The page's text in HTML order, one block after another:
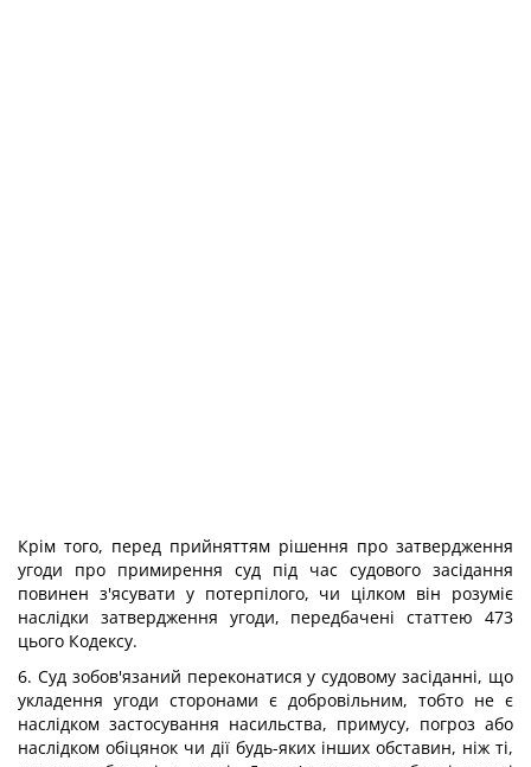
Крім того, перед прийняттям рішення про затвердження
угоди про примирення суд під час судового засідання
повинен з'ясувати у потерпілого, чи цілком він розуміє
наслідки затвердження угоди, передбачені статтею 473
цього Кодексу.
6. Суд зобов'язаний переконатися у судовому засіданні, що
укладення угоди сторонами є добровільним, тобто не є
наслідком застосування насильства, примусу, погроз або
наслідком обіцянок чи дії будь-яких інших обставин, ніж ті,